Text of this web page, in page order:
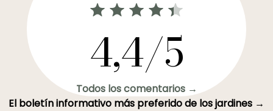
4,4/5
Todos los comentarios →
El boletín informativo más preferido de los jardines →